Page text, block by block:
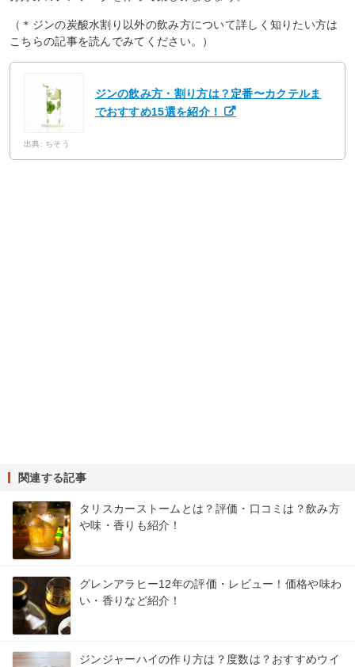
（＊ジンの炭酸水割り以外の飲み方について詳しく知りたい方は
こちらの記事を読んでみてください。）
ジンの飲み方・割り方は？定番〜カクテルま
でおすすめ15選を紹介！
出典: ちそう
関連する記事
タリスカーストームとは？評価・口コミは？飲み方
や味・香りも紹介！
グレンアラヒー12年の評価・レビュー！価格や味わ
い・香りなど紹介！
ジンジャーハイの作り方は？度数は？おすすめウイ